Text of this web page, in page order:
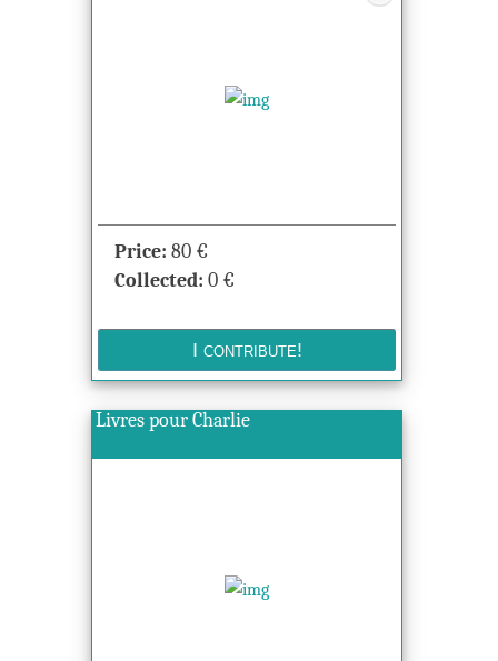
Price: 80 €
Collected: 0 €
Livres pour Charlie